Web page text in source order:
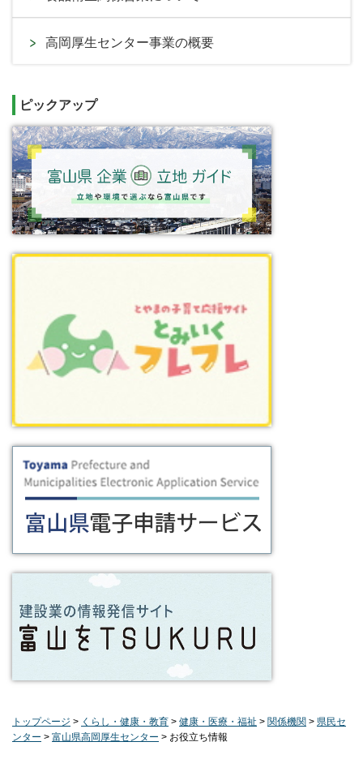
高岡厚生センター事業の概要
ピックアップ
トップページ > くらし・健康・教育 > 健康・医療・福祉 > 関係機関 > 県民セ
ンター > 富山県高岡厚生センター > お役立ち情報